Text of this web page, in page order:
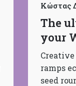
Κώστας
The
your
ramps
seed